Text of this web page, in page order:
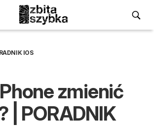
IOS
zmienić
| PORADNIK